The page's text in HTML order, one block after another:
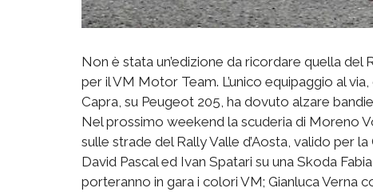
Non è stata un’edizione da ricordare quella
per il VM Motor Team. L’unico equipaggio al
Capra, su Peugeot 205, ha dovuto alzare
Nel prossimo weekend la scuderia di Moreno
sulle strade del Rally Valle d’Aosta, valido per
David Pascal ed Ivan Spatari su una Skoda
porteranno in gara i colori VM; Gianluca Verna